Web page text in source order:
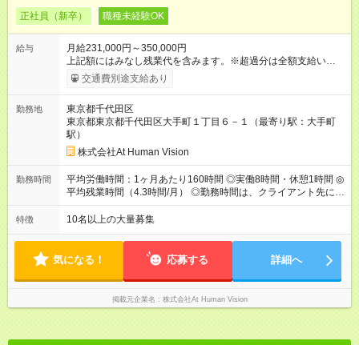
正社員（新卒） 職種未経験OK
給与
月給231,000円～350,000円
上記額にはみなし残業代を含みます。※超過分は全額支給いたし
ます。 みなし残業代 24,000円 ～ 37,000円／月 みなし残業時
間 15時間／月 【給与】 月給： 大卒・院卒 ：243，000
（固定残業代 24，000円） 賞与：年２回 （業績連動型） 昇
給：年２回（3月、9月) 試用期間：6ヶ月 ※上記額にはみなし残
業代（月15時間分）が含まれた 金額になります。超過分は追加
で全額支給。 【頑張りを給与・キャリアに還元します】 年に2
回⼈事評価があり等級が決まります。 等級に合わせた給与設定
のため、若い内からでも頑張り次第で給与アップが叶います。
⼀般職（20～31万円）→リーダー（⽉給26～36万円） →係⻑
～58万円） 【試用期間】試用期間あり 試用期間の長さ：6ヶ月
※ 雇用形態と給与に、本採用時と異なる部分があります。 雇用
形態：本採用時と同じです。 給与：月給 224,000円 ～ 330,000
円 上記額にはみなし残業代を含みます。※超過分は全額支給い
たします。 みなし残業代 24,000円 ～ 34,000円／月 みなし残業
時間 15時間／月
交通費別途支給あり
勤務地
東京都千代田区
東京都東京都千代田区大手町１丁目６－１（最寄り駅：大手町
駅）
株式会社At Human Vision
勤務時間
平均労働時間：1ヶ月あたり160時間 ◎実働8時間・休憩1時間 ◎
平均残業時間（4.3時間/月） ◎勤務時間は、クライアント先に
より異なります。 ※＜シフト例＞ 10:00～19:00／11:00～
20:00 平均労働時間：1ヶ月あたり160時間 ◎実働8時間・休憩1
先に より異なります。 ※＜シフト例＞ 10:00～19:00／11:00
～20:00
特徴 10名以上の大量募集
気になる！ 応募する 詳細へ
掲載元企業名 株式会社At Human Vision